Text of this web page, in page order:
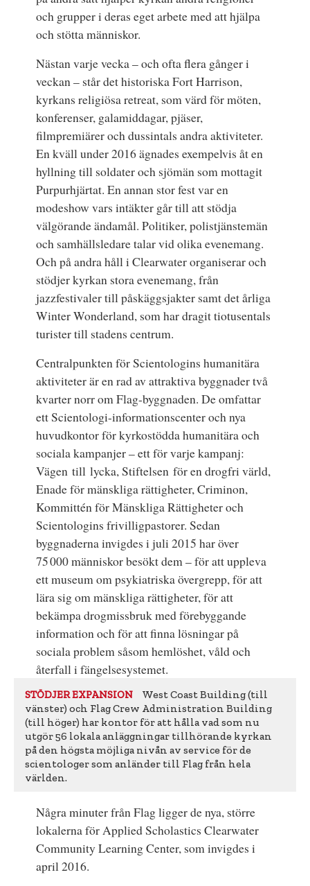
och grupper i deras eget arbete med att hjälpa
och stötta människor.
Nästan varje vecka – och ofta flera gånger i
veckan – står det historiska Fort Harrison,
kyrkans religiösa retreat, som värd för möten,
konferenser, galamiddagar, pjäser,
filmpremiärer och dussintals andra aktiviteter.
En kväll under 2016 ägnades exempelvis åt en
hyllning till soldater och sjömän som mottagit
Purpurhjärtat. En annan stor fest var en
modeshow vars intäkter går till att stödja
välgörande ändamål. Politiker, polistjänstemän
och samhällsledare talar vid olika evenemang.
Och på andra håll i Clearwater organiserar och
stödjer kyrkan stora evenemang, från
jazzfestivaler till påskäggsjakter samt det årliga
Winter Wonderland, som har dragit tiotusentals
turister till stadens centrum.
Centralpunkten för Scientologins humanitära
aktiviteter är en rad av attraktiva byggnader två
kvarter norr om Flag-byggnaden. De omfattar
ett Scientologi-informationscenter och nya
huvudkontor för kyrkostödda humanitära och
sociala kampanjer – ett för varje kampanj:
Vägen till lycka, Stiftelsen för en drogfri värld,
Enade för mänskliga rättigheter, Criminon,
Kommittén för Mänskliga Rättigheter och
Scientologins frivilligpastorer. Sedan
byggnaderna invigdes i juli 2015 har över
75 000 människor besökt dem – för att uppleva
ett museum om psykiatriska övergrepp, för att
lära sig om mänskliga rättigheter, för att
bekämpa drogmissbruk med förebyggande
information och för att finna lösningar på
sociala problem såsom hemlöshet, våld och
återfall i fängelsesystemet.
STÖDJER EXPANSION
West Coast Building (till
vänster) och Flag Crew Administration Building
(till höger) har kontor för att hålla vad som nu
utgör 56 lokala anläggningar tillhörande kyrkan
på den högsta möjliga nivån av service för de
scientologer som anländer till Flag från hela
världen.
Några minuter från Flag ligger de nya, större
lokalerna för Applied Scholastics Clearwater
Community Learning Center, som invigdes i
april 2016.